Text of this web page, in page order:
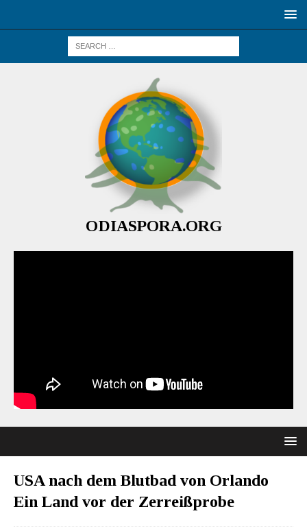
ODIASPORA.ORG
USA nach dem Blutbad von Orlando
Ein Land vor der Zerreißprobe